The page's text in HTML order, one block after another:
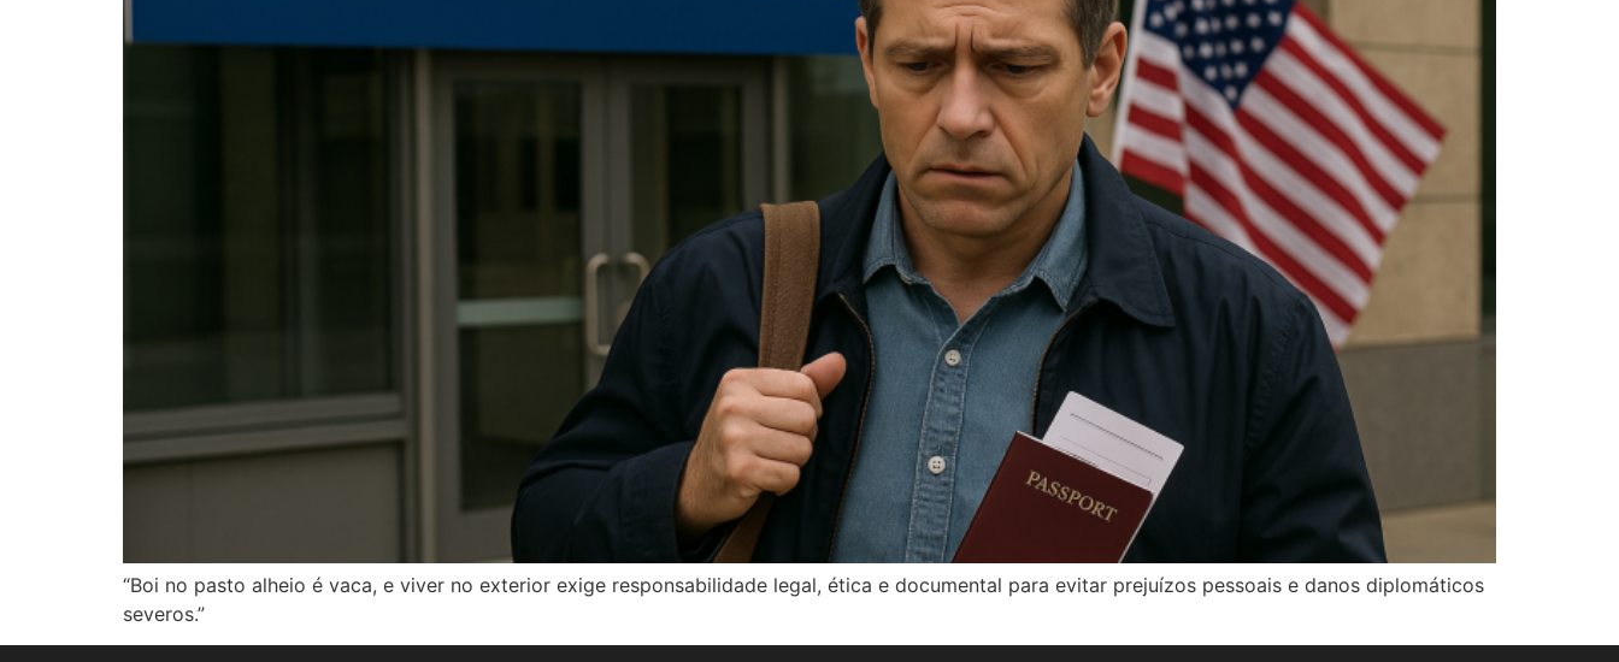
“Boi no pasto alheio é vaca, e viver no exterior exige responsabilidade legal, ética e documental para evitar prejuízos pessoais e danos diplomáticos
severos.”